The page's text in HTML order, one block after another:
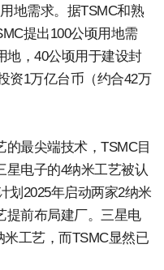
地需求。据TSMC和熟
提出100公顷用地需
地，40公顷用于建设封
资1万亿台币（约合42万
最尖端技术，TSMC目
星电子的4纳米工艺被认
划2025年启动两家2纳米
提前布局建厂。三星电
工艺，而TSMC显然已